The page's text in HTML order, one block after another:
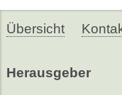
Übersicht
Herausgeber